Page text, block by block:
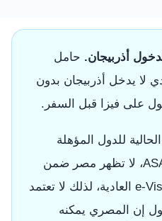
أذربيجان. حامل
لا يدخل أذربيجان بدون
على فيزا قبل السفر.
للدول المؤهلة
للفيزا الإلكترونية ASAN Visa، لا تظهر مصر ضمن
قائمة الدول المؤهلة للـ e-Visa العادية، لذلك لا تعتمد
إن المصري يمكنه